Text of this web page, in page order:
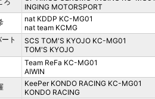
INGING MOTORSPORT
nat KDDP KC-MG01
nat team KCMG
ト
SCS TOM'S KYOJO KC-MG01
TOM'S KYOJO
Team ReFa KC-MG01
AIWIN
KeePer KONDO RACING KC-MG01
KONDO RACING